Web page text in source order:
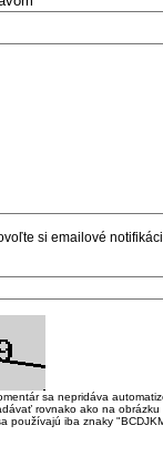
si emailové
sa nepridáva
rovnako ako na
používajú iba znaky